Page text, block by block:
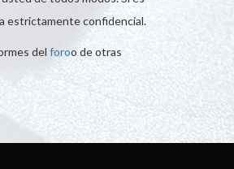
estrictamente confidencial.
del foroo de otras